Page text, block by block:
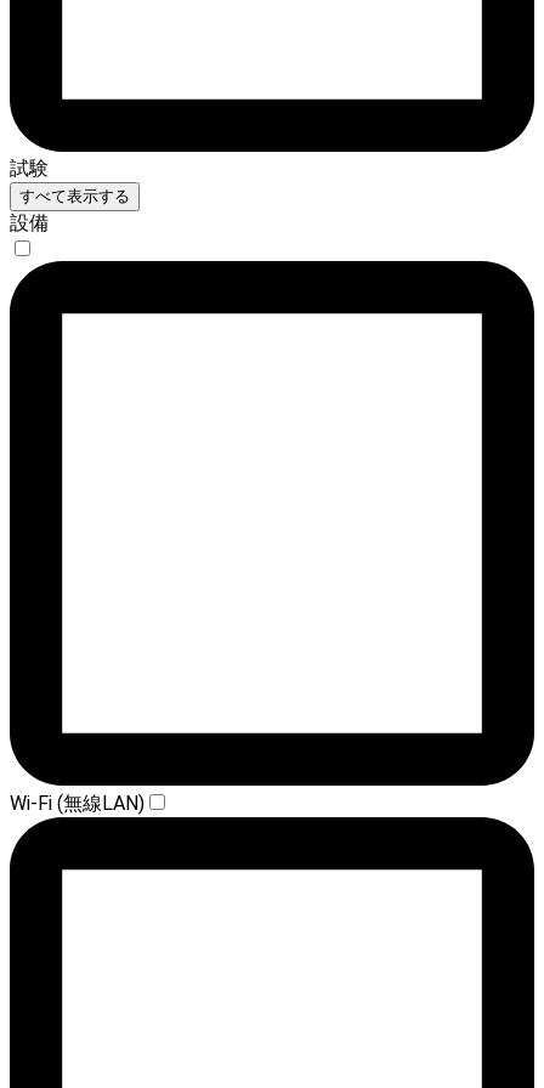
試験
すべて表示する
設備
Wi-Fi (無線LAN)